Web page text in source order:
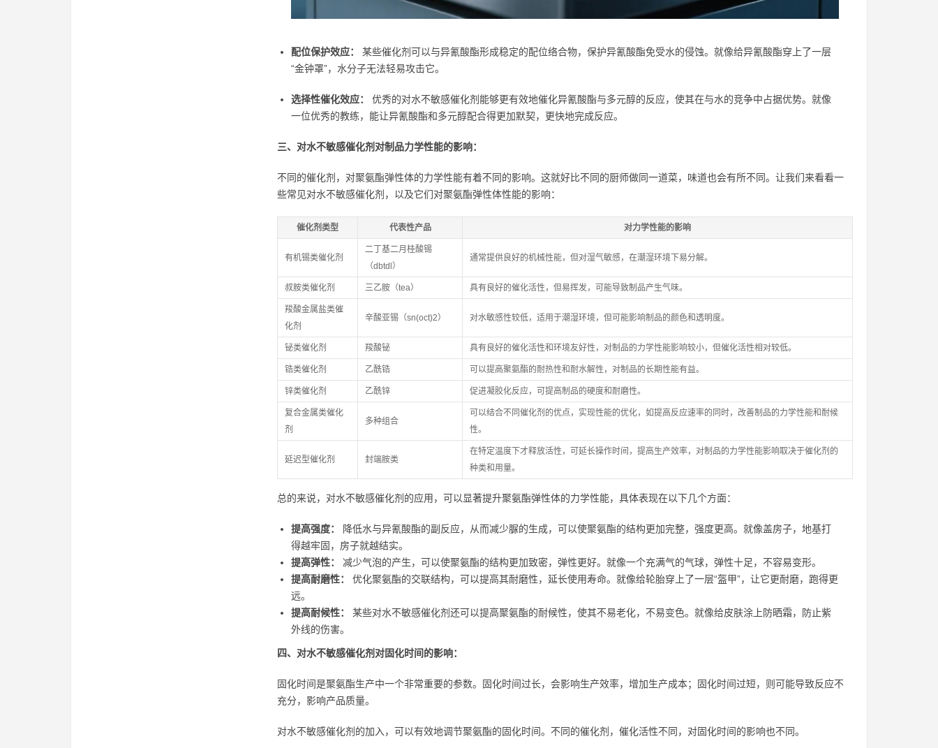
配位保护效应：
某些催化剂可以与异氰酸酯形成稳定的配位络合物，保护异氰酸酯免受水的侵蚀。就像给异氰酸酯穿上了一层
“金钟罩”，水分子无法轻易攻击它。
选择性催化效应：
优秀的对水不敏感催化剂能够更有效地催化异氰酸酯与多元醇的反应，使其在与水的竞争中占据优势。就像
一位优秀的教练，能让异氰酸酯和多元醇配合得更加默契，更快地完成反应。
三、对水不敏感催化剂对制品力学性能的影响：
不同的催化剂，对聚氨酯弹性体的力学性能有着不同的影响。这就好比不同的厨师做同一道菜，味道也会有所不同。让我们来看看一
些常见对水不敏感催化剂，以及它们对聚氨酯弹性体性能的影响：
催化剂类型 代表性产品 对力学性能的影响
有机锡类催化剂
二丁基二月桂酸锡
（dbtdl）
通常提供良好的机械性能，但对湿气敏感，在潮湿环境下易分解。
叔胺类催化剂 三乙胺（tea） 具有良好的催化活性，但易挥发，可能导致制品产生气味。
羧酸金属盐类催
化剂
辛酸亚锡（sn(oct)2） 对水敏感性较低，适用于潮湿环境，但可能影响制品的颜色和透明度。
铋类催化剂 羧酸铋 具有良好的催化活性和环境友好性，对制品的力学性能影响较小，但催化活性相对较低。
锆类催化剂 乙酰锆 可以提高聚氨酯的耐热性和耐水解性，对制品的长期性能有益。
锌类催化剂 乙酰锌 促进凝胶化反应，可提高制品的硬度和耐磨性。
复合金属类催化
剂
多种组合
可以结合不同催化剂的优点，实现性能的优化，如提高反应速率的同时，改善制品的力学性能和耐候
性。
延迟型催化剂 封端胺类
在特定温度下才释放活性，可延长操作时间，提高生产效率，对制品的力学性能影响取决于催化剂的
种类和用量。
总的来说，对水不敏感催化剂的应用，可以显著提升聚氨酯弹性体的力学性能，具体表现在以下几个方面：
提高强度：
降低水与异氰酸酯的副反应，从而减少脲的生成，可以使聚氨酯的结构更加完整，强度更高。就像盖房子，地基打
得越牢固，房子就越结实。
提高弹性：
减少气泡的产生，可以使聚氨酯的结构更加致密，弹性更好。就像一个充满气的气球，弹性十足，不容易变形。
提高耐磨性：
优化聚氨酯的交联结构，可以提高其耐磨性，延长使用寿命。就像给轮胎穿上了一层“盔甲”，让它更耐磨，跑得更
远。
提高耐候性：
某些对水不敏感催化剂还可以提高聚氨酯的耐候性，使其不易老化，不易变色。就像给皮肤涂上防晒霜，防止紫
外线的伤害。
四、对水不敏感催化剂对固化时间的影响：
固化时间是聚氨酯生产中一个非常重要的参数。固化时间过长，会影响生产效率，增加生产成本；固化时间过短，则可能导致反应不
充分，影响产品质量。
对水不敏感催化剂的加入，可以有效地调节聚氨酯的固化时间。不同的催化剂，催化活性不同，对固化时间的影响也不同。